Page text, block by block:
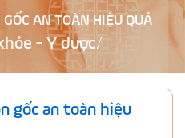
AN TOÀN HIỆU QUẢ
- Y dược
gốc an toàn hiệu